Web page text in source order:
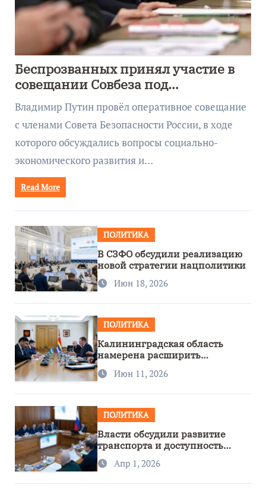
Беспрозванных принял участие в
совещании Совбеза под
руководством Путина
Владимир Путин провёл оперативное совещание
с членами Совета Безопасности России, в ходе
которого обсуждались вопросы социально-
экономического развития и…
Read More
ПОЛИТИКА
В СЗФО обсудили реализацию
новой стратегии нацполитики
Июн 18, 2026
ПОЛИТИКА
Калининградская область
намерена расширить
сотрудничество с Узбекистаном
Июн 11, 2026
ПОЛИТИКА
Власти обсудили развитие
транспорта и доступность
региона
Апр 1, 2026